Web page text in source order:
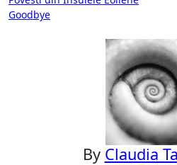
navigation
Goodbye
By Claudia